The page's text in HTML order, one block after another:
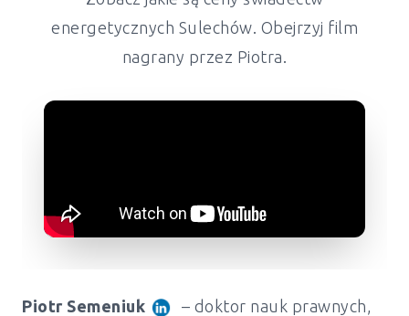
energetycznych Sulechów. Obejrzyj film
nagrany przez Piotra.
Piotr Semeniuk
– doktor nauk prawnych,